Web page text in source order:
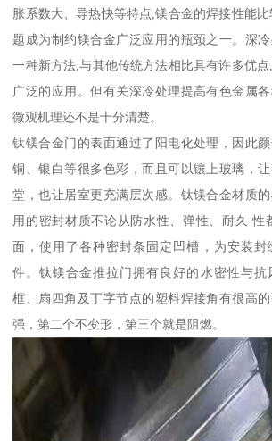
胀系数大、导热快等特点,镁合金的焊接性能
题成为制约镁合金广泛应用的瓶颈之一。深
一种新方法,与其他传统方法相比具有许多优
广泛的应用。但有关深冷处理提高有色金属
微观机理还不是十分清楚。
钛镁合金门的表面通过了阳电化处理，因此
铜、银白等很多色彩，而且可以镶上玻璃，
堂，也让居室更充满层次感。钛镁合金材质
用的密封材质不论从防水性、弹性、耐久 性
面，使用了各种密封条固定凹槽，为安装封
件。钛镁合金推拉门拥有良好的水密性与抗
框、扇四角及丁字节点的塑料焊接角有很高
强，第二个不变形，第三个就是阻燃。